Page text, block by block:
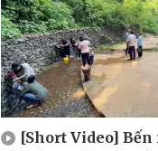
[Short Video]